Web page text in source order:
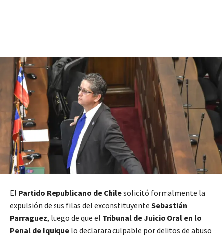
El Partido Republicano de Chilesolicitó formalmente la
expulsión de sus filas del exconstituyente Sebastián
Parraguez, luego de que el Tribunal de Juicio Oral en lo
Penal de Iquique lo declarara culpable por delitos de abuso